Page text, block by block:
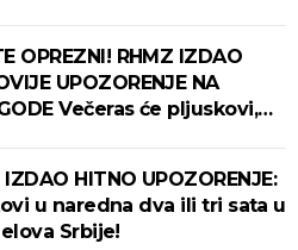
OPREZNI! RHMZ IZDAO
UPOZORENJE NA
Večeras će pljuskovi,
IZDAO HITNO UPOZORENJE:
u naredna dva ili tri sata u
Srbije!